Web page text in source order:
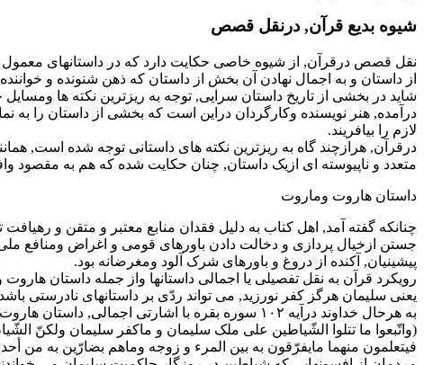
شیوه بدیع قرآن, درنقل قصص
نقل قصص درقرآن, از شیوه خاصى حکایت دارد که در داستانهاى
از داستان و به اجمال نهادن آن بخش از داستان که ذهن شنونده و
شاید در بخشى از تاریخ داستان سرایى, توجه به ریزترین نکته ها
درآمده, هنر نویسنده وکارگردان دراین است که بخشى از داستان را به
لازم را بیافریند.
درقرآن, هرازچند گاه به ریزترین نکته هاى داستانى توجه شده است,
متعدد و ناپیوسته اى ازیک داستان, چنان حکایت شده که هم به مقصود
داستان هاروت وماروت
چنانکه گفته آمد, اهل کتاب به دلیل فقدان منابع معتبر و متقن و
جستن ازخیال پردازى و دخالت دادن باورهاى قومى و اغراض ومنافع ملى و
پیشینیان, آکنده از دروغ و باورهاى شرک آلود ومغرضانه بود.
رویکرد قرآن به نقل تفصیلى یا اجمالى داستانها واز جمله داستان
یعنى سلیمان هرگز کفر نورزید, مى تواند ردّى بر داستانهاى نادرستى
به هرحال خداوند درآیه ۱۰۲ سوره بقره با اشارتى اجمالى, داستان هاروت وماروت را این گونه بیان فرموده است:
(واتّبعوا ما تتلوا الشّیاطین على ملک سلیمان و ماکفر سلیمان ولکنّ
فیتعلمون منهما مایفرّقون به بین المرء و زوجه وماهم بضارّین به من